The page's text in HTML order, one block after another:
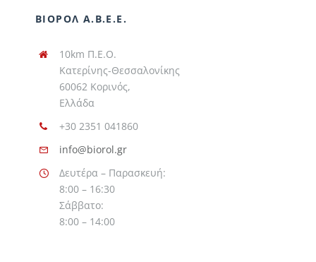
ΒΙΟΡΟΛ Α.Β.Ε.Ε.
10km Π.Ε.Ο.
Κατερίνης-Θεσσαλονίκης
60062 Κορινός,
Ελλάδα
+30 2351 041860
info@biorol.gr
Δευτέρα – Παρασκευή:
8:00 – 16:30
Σάββατο:
8:00 – 14:00